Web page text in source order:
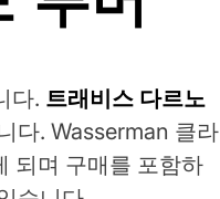
다. 트래비스 다르노
다. Wasserman 클라
되며 구매를 포함하